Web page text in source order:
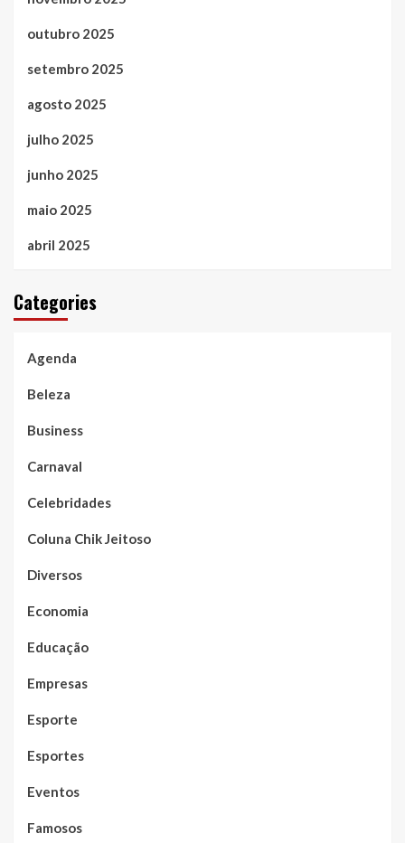
outubro 2025
setembro 2025
agosto 2025
julho 2025
junho 2025
maio 2025
abril 2025
Categories
Agenda
Beleza
Business
Carnaval
Celebridades
Coluna Chik Jeitoso
Diversos
Economia
Educação
Empresas
Esporte
Esportes
Eventos
Famosos